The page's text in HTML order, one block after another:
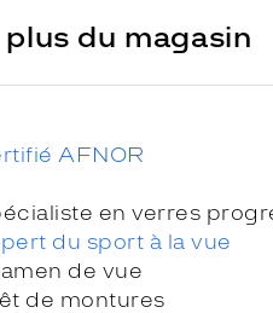
plus du magasin
AFNOR
en verres
du sport à la vue
de vue
de montures